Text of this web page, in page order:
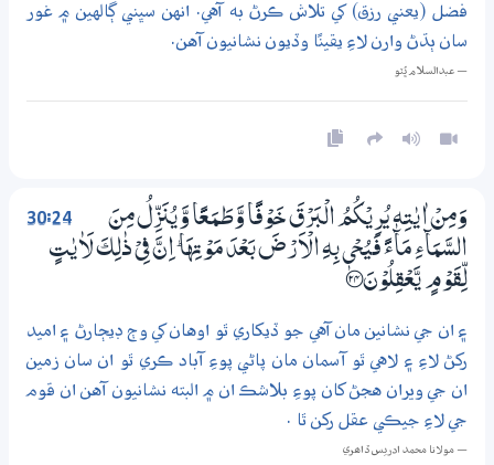
فضل (يعني رزق) کي تلاش ڪرڻ به آهي. انهن سڀني ڳالهين ۾ غور
سان ٻڌڻ وارن لاءِ يقينًا وڏيون نشانيون آهن.
— عبدالسلام ڀُٽو
30:24
وَمِنْ اٰيٰتِهٖ يُرِيْكُمُ الْبَرْقَ خَوْفًا وَّطَـمَـعًا وَّيُنَزِّلُ مِنَ
السَّمَاۗءِ مَاۗءً فَيُحْيٖ بِهِ الْاَرْضَ بَعْدَ مَوْتِهَا ۭ اِنَّ فِيْ ذٰلِكَ لَاٰيٰتٍ
لِّقَوْمٍ يَّعْقِلُوْنَ ؀24
۽ ان جي نشانين مان آهي جو ڏيکاري ٿو اوهان کي وڄ ڊيڄارڻ ۽ اميد
رکڻ لاءِ ۽ لاهي ٿو آسمان مان پاڻي پوءِ آباد ڪري ٿو ان سان زمين
ان جي ويران هجڻ کان پوءِ بلاشڪ ان ۾ البته نشانيون آهن ان قوم
جي لاءِ جيڪي عقل رکن ٿا .
— مولانا محمد ادريس ڏاھري